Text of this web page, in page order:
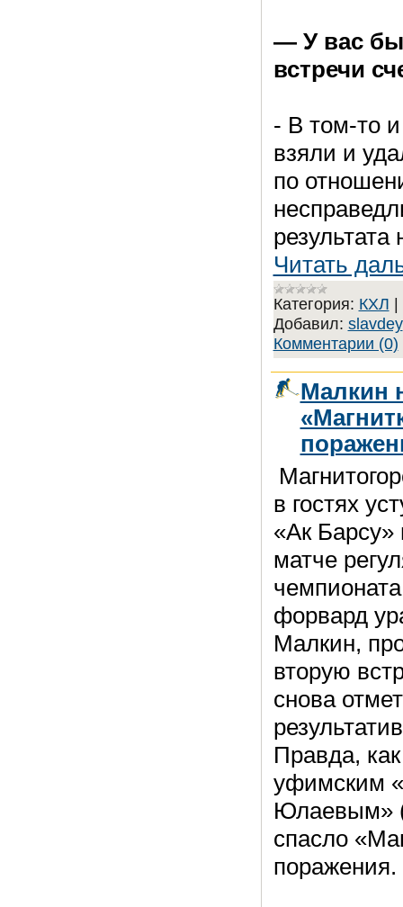
— У вас
встречи
- В том-то
взяли и
по
Читать
Категория: КХЛ |
Добавил: slavdey
Комментарии (0)
Малкин
в гостях
«Ак Барсу»
матче
форвард
Малкин,
вторую
снова
Правда,
уфимским
Юлаевым»
спасло
поражения.